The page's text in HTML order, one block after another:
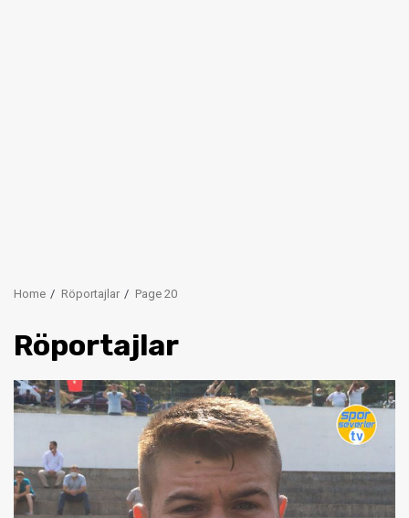
Home Röportajlar Page 20
Röportajlar